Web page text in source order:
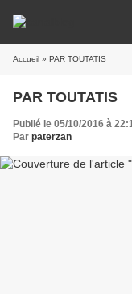
Accueil » PAR TOUTATIS
PAR TOUTATIS
Publié le 05/10/2016 à
Par paterzan